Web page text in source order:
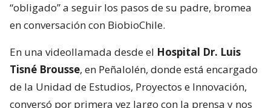
“obligado” a seguir los pasos de su padre, bromea
en conversación con BiobioChile.
En una videollamada desde el Hospital Dr. Luis
Tisné Brousse, en Peñalolén, donde está encargado
de la Unidad de Estudios, Proyectos e Innovación,
conversó por primera vez largo con la prensa y nos